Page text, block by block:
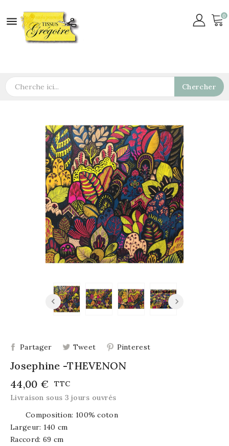
 0
Chercher
Partager Tweet Pinterest
Josephine -THEVENON
44,00 €
TTC
Livraison sous 3 jours ouvrés
Composition: 100% coton
Largeur: 140 cm
Raccord: 69 cm